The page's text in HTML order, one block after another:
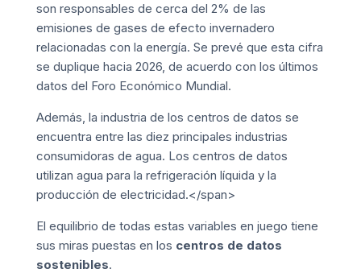
son responsables de cerca del 2% de las
emisiones de gases de efecto invernadero
relacionadas con la energía. Se prevé que esta cifra
se duplique hacia 2026, de acuerdo con los últimos
datos del Foro Económico Mundial.
Además, la industria de los centros de datos se
encuentra entre las diez principales industrias
consumidoras de agua. Los centros de datos
utilizan agua para la refrigeración líquida y la
producción de electricidad.</span>
El equilibrio de todas estas variables en juego tiene
sus miras puestas en los centros de datos
sostenibles.